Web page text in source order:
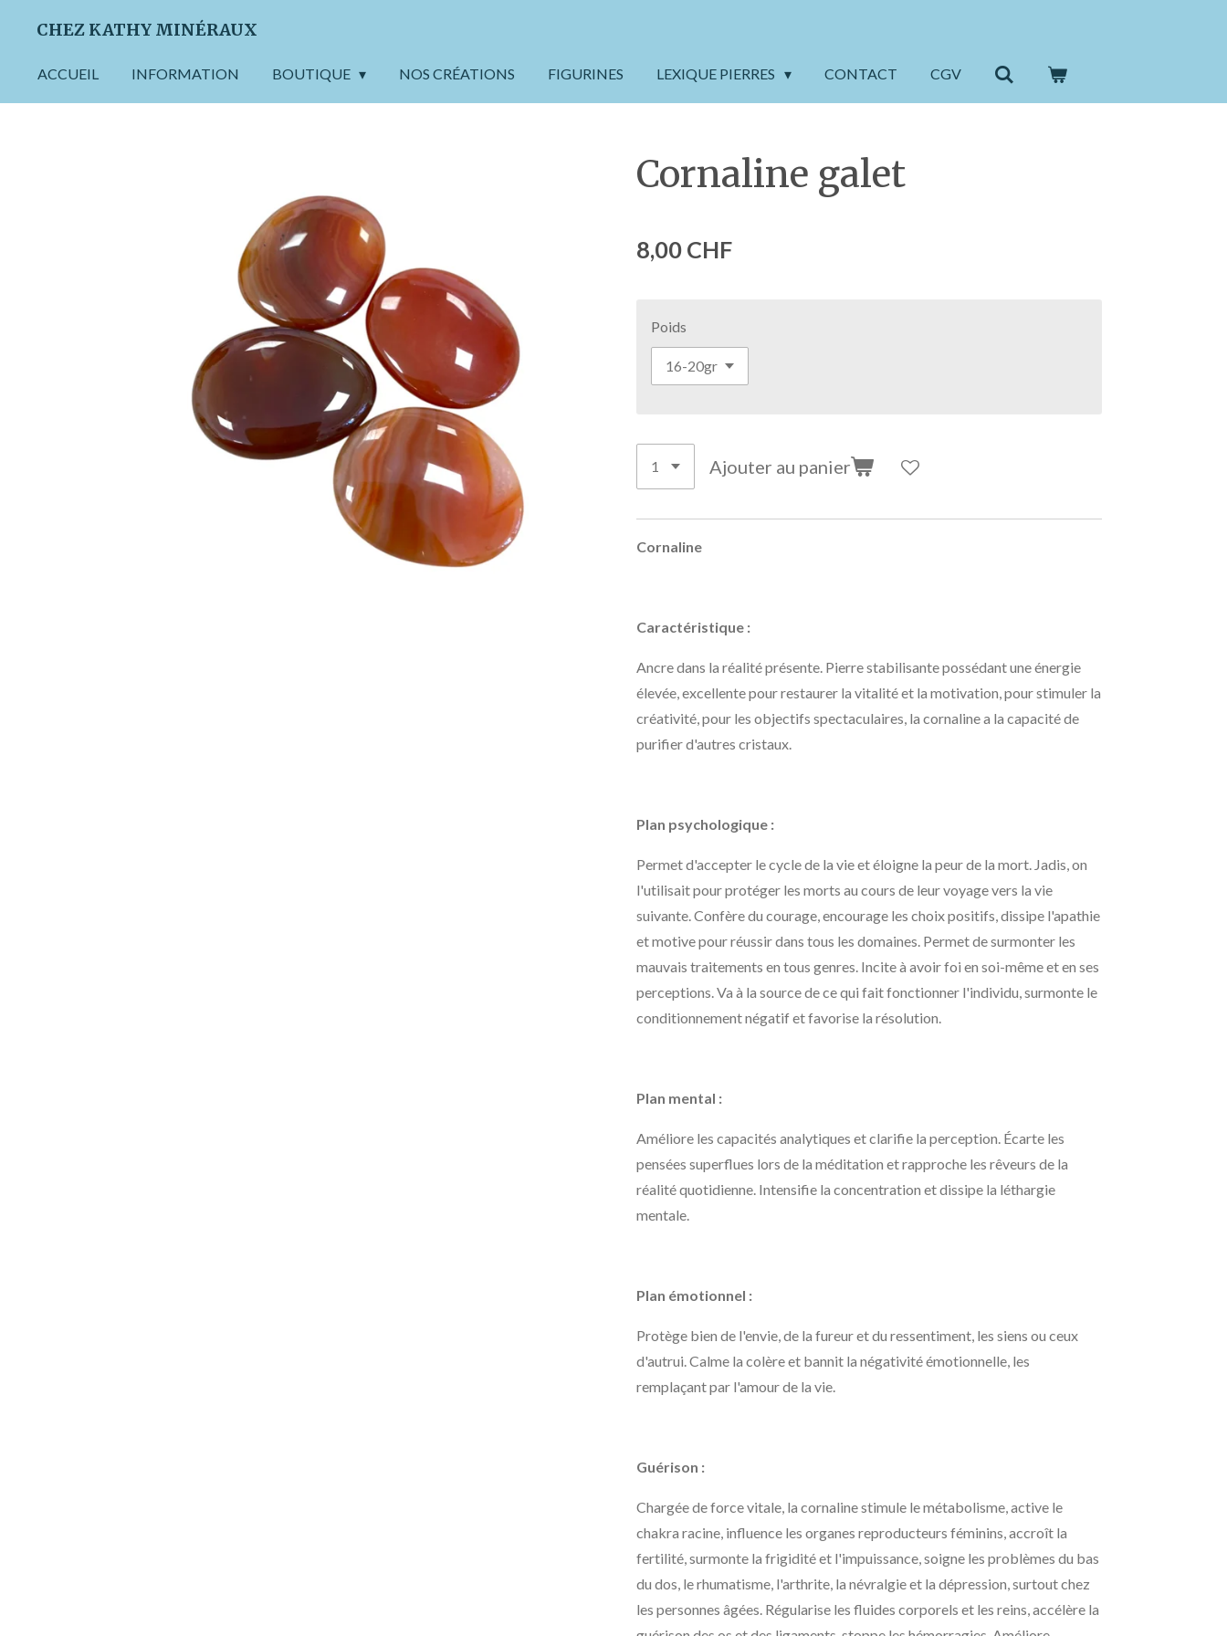
Passer
contenu
CHEZ KATHY MINÉRAUX
ACCUEIL INFORMATION BOUTIQUE NOS CRÉATIONS FIGURINES LEXIQUE PIERRES CONTACT CGV
Cornaline galet
8,00 CHF
Poids
Ajouter au panier
Cornaline
Caractéristique :
Ancre dans la réalité présente. Pierre stabilisante possédant une énergie
élevée, excellente pour restaurer la vitalité et la motivation, pour stimuler la
créativité, pour les objectifs spectaculaires, la cornaline a la capacité de
purifier d'autres cristaux.
Plan psychologique :
Permet d'accepter le cycle de la vie et éloigne la peur de la mort. Jadis, on
l'utilisait pour protéger les morts au cours de leur voyage vers la vie
suivante. Confère du courage, encourage les choix positifs, dissipe l'apathie
et motive pour réussir dans tous les domaines. Permet de surmonter les
mauvais traitements en tous genres. Incite à avoir foi en soi-même et en ses
perceptions. Va à la source de ce qui fait fonctionner l'individu, surmonte le
conditionnement négatif et favorise la résolution.
Plan mental :
Améliore les capacités analytiques et clarifie la perception. Écarte les
pensées superflues lors de la méditation et rapproche les rêveurs de la
réalité quotidienne. Intensifie la concentration et dissipe la léthargie
mentale.
Plan émotionnel :
Protège bien de l'envie, de la fureur et du ressentiment, les siens ou ceux
d'autrui. Calme la colère et bannit la négativité émotionnelle, les
remplaçant par l'amour de la vie.
Guérison :
Chargée de force vitale, la cornaline stimule le métabolisme, active le
chakra racine, influence les organes reproducteurs féminins, accroît la
fertilité, surmonte la frigidité et l'impuissance, soigne les problèmes du bas
du dos, le rhumatisme, l'arthrite, la névralgie et la dépression, surtout chez
les personnes âgées. Régularise les fluides corporels et les reins, accélère la